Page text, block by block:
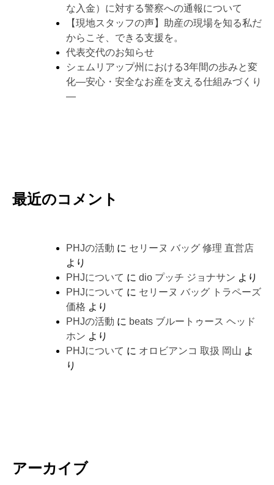
な入金）に対する警察への通報について
【現地スタッフの声】助産の現場を知る私だ
からこそ、できる支援を。
代表交代のお知らせ
シェムリアップ州における3年間の歩みと変
化―安心・安全なお産を支える仕組みづくり
―
最近のコメント
PHJの活動 に セリーヌ バッグ 修理 直営店
より
PHJについて に dio プッチ ジョナサン より
PHJについて に セリーヌ バッグ トラペーズ
価格 より
PHJの活動 に beats ブルートゥース ヘッド
ホン より
PHJについて に オロビアンコ 取扱 岡山 よ
り
アーカイブ